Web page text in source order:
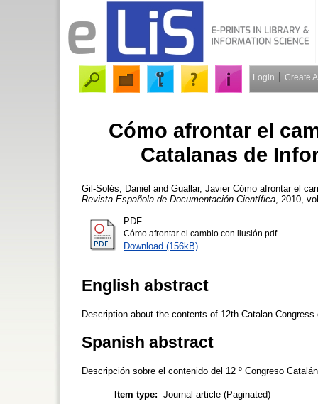
Login Create
Cómo afrontar el
Catalanas de
Gil-Solés, Daniel and Guallar, JavierCómo afrontar el
Revista Española de Documentación Científica , 2010,
PDF
Cómo afrontar el cambio con ilusión.pdf
Download (156kB)
English abstract
Description about the contents of 12th Catalan
Spanish abstract
Descripción sobre el contenido del 12 º Congreso
Item type: Journal article (Paginated)